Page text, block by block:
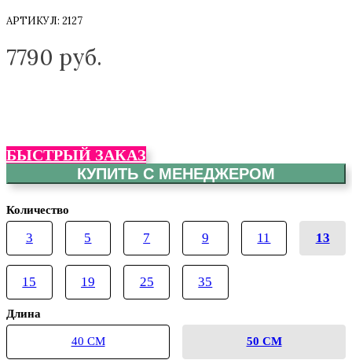
АРТИКУЛ: 2127
7790 руб.
БЫСТРЫЙ ЗАКАЗ
КУПИТЬ С МЕНЕДЖЕРОМ
Количество
3 5 7 9 11 13
15 19 25 35
Длина
40 СМ 50 СМ